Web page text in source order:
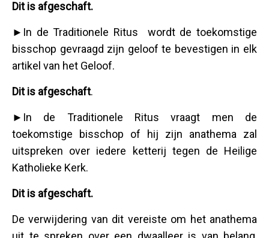
Dit is afgeschaft.
►In de Traditionele Ritus wordt de toekomstige
bisschop gevraagd zijn geloof te bevestigen in elk
artikel van het Geloof.
Dit is afgeschaft.
►In de Traditionele Ritus vraagt men de
toekomstige bisschop of hij zijn anathema zal
uitspreken over iedere ketterij tegen de Heilige
Katholieke Kerk.
Dit is afgeschaft.
De verwijdering van dit vereiste om het anathema